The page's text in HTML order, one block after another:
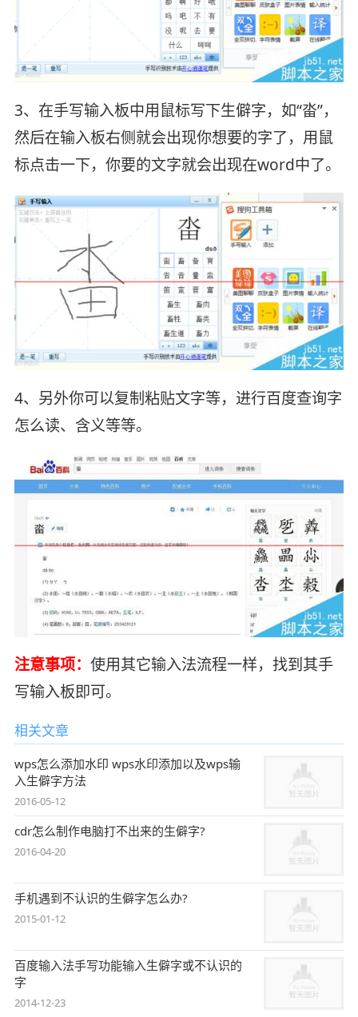
3、在手写输入板中用鼠标写下生僻字，如“畓”，
然后在输入板右侧就会出现你想要的字了，用鼠
标点击一下，你要的文字就会出现在word中了。
4、另外你可以复制粘贴文字等，进行百度查询字
怎么读、含义等等。
注意事项： 使用其它输入法流程一样，找到其手
写输入板即可。
相关文章
wps怎么添加水印 wps水印添加以及wps输
入生僻字方法
2016-05-12
cdr怎么制作电脑打不出来的生僻字?
2016-04-20
手机遇到不认识的生僻字怎么办?
2015-01-12
百度输入法手写功能输入生僻字或不认识的
字
2014-12-23